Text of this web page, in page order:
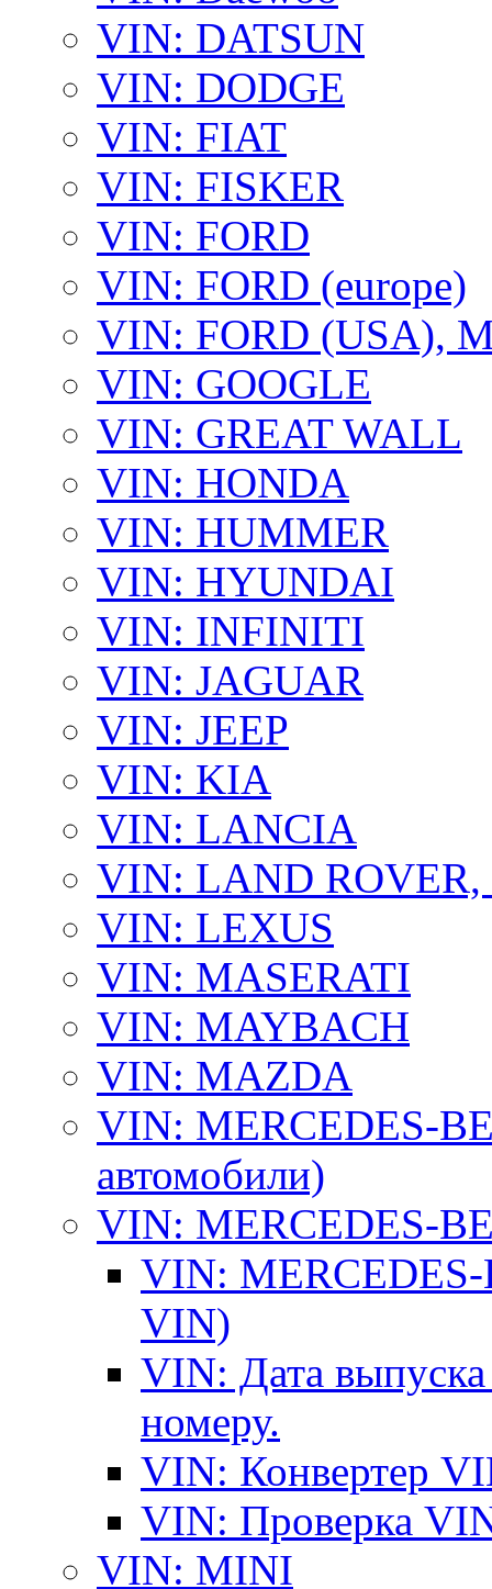
VIN: DATSUN
VIN: DODGE
VIN: FIAT
VIN: FISKER
VIN: FORD
VIN: FORD (europe)
VIN: FORD (USA),
VIN: GOOGLE
VIN: GREAT WALL
VIN: HONDA
VIN: HUMMER
VIN: HYUNDAI
VIN: INFINITI
VIN: JAGUAR
VIN: JEEP
VIN: KIA
VIN: LANCIA
VIN: LAND ROVER,
VIN: LEXUS
VIN: MASERATI
VIN: MAYBACH
VIN: MAZDA
VIN: MERCEDES-
автомобили)
VIN: MERCEDES-
VIN: MERCEDES-
VIN)
VIN: Дата
номеру.
VIN: Конвертер
VIN: Проверка
VIN: MINI